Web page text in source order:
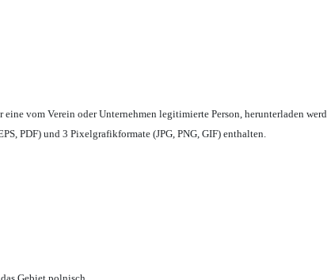
eine vom Verein oder Unternehmen legitimierte Person, herunterladen
PDF) und 3 Pixelgrafikformate (JPG, PNG, GIF) enthalten.